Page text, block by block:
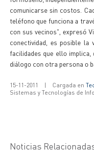
comunicarse sin costos.
teléfono que funciona a
con sus vecinos", expresó
conectividad, es posible
facilidades que ello
diálogo con otra persona o
15-11-2011 | Cargada en
Sistemas y Tecnologías de
Noticias